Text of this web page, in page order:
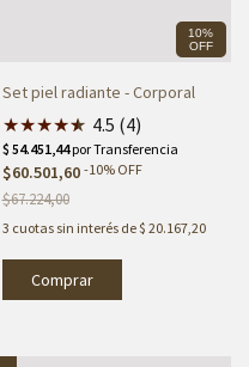
10%
OFF
Set piel radiante - Corporal
★★★★★
★ 4.5 (4)
$60.501,60 -10% OFF
$67.224,00
3 cuotas sin interés de$ 20.167,20